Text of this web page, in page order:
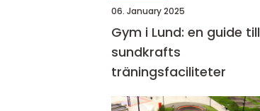
06. January 2025
Gym i Lund: en guide till
sundkrafts
träningsfaciliteter